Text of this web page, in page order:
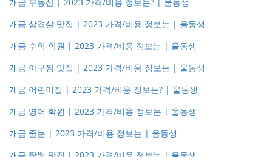
개금 부동산 | 2023 가격/비용 정보는? | 울동생
개금 삼겹살 맛집 | 2023 가격/비용 정보는 | 울동생
개금 수학 학원 | 2023 가격/비용 정보는 | 울동생
개금 아구찜 맛집 | 2023 가격/비용 정보는 | 울동생
개금 어린이집 | 2023 가격/비용 정보는? | 울동생
개금 영어 학원 | 2023 가격/비용 정보는 | 울동생
개금 줄눈 | 2023 가격/비용 정보는 | 울동생